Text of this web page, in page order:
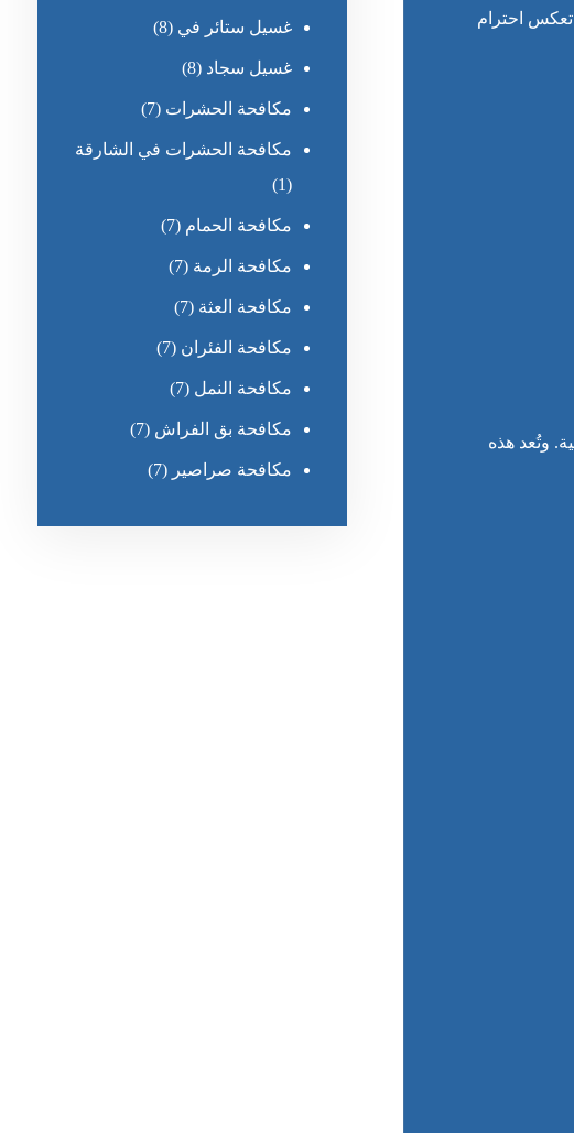
تعكس احترام
وتُعد هذه
غسيل ستائر في (8)
غسيل سجاد (8)
مكافحة الحشرات (7)
مكافحة الحشرات في الشارقة
(1)
مكافحة الحمام (7)
مكافحة الرمة (7)
مكافحة العثة (7)
مكافحة الفئران (7)
مكافحة النمل (7)
مكافحة بق الفراش (7)
مكافحة صراصير (7)